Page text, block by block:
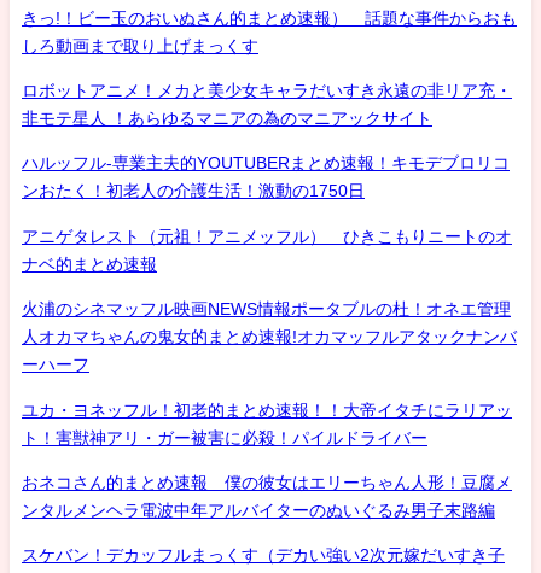
きっ!！ビー玉のおいぬさん的まとめ速報） 話題な事件からおも
しろ動画まで取り上げまっくす
ロボットアニメ！メカと美少女キャラだいすき永遠の非リア充・
非モテ星人 ！あらゆるマニアの為のマニアックサイト
ハルッフル-専業主夫的YOUTUBERまとめ速報！キモデブロリコ
ンおたく！初老人の介護生活！激動の1750日
アニゲタレスト（元祖！アニメッフル） ひきこもりニートのオ
ナベ的まとめ速報
火浦のシネマッフル映画NEWS情報ポータブルの杜！オネエ管理
人オカマちゃんの鬼女的まとめ速報!オカマッフルアタックナンバ
ーハーフ
ユカ・ヨネッフル！初老的まとめ速報！！大帝イタチにラリアッ
ト！害獣神アリ・ガー被害に必殺！パイルドライバー
おネコさん的まとめ速報 僕の彼女はエリーちゃん人形！豆腐メ
ンタルメンヘラ電波中年アルバイターのぬいぐるみ男子末路編
スケバン！デカッフルまっくす（デカい強い2次元嫁だいすき子